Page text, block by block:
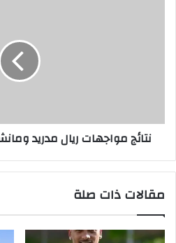
نتائج مواجهات ريال مدريد
مقالات ذات صلة